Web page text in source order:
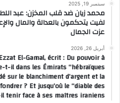
سبتمبر 19, 2025
محمد زيان ضد قلب المخزن: عبد
لفيت يتحكمون بالعدالة والمال
عزت الجمال
أبريل 26, 2026
El-Gamal, écrit : Du pouvoir à
t-il dans les Émirats “hébraïques
sur le blanchiment d’argent et la
? Et jusqu’où le “diable des
tenir face à ses maîtres iraniens ?